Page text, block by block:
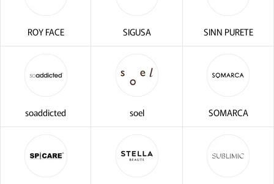
ROY FACE SIGUSA SINN PURETE
soaddicted soel SOMARCA